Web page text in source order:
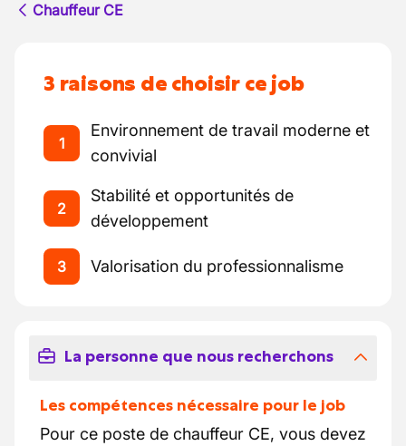
Chauffeur CE
3 raisons de choisir ce job
1
Environnement de travail moderne et
convivial
2
Stabilité et opportunités de
développement
3 Valorisation du professionnalisme
La personne que nous recherchons
Les compétences nécessaire pour le job
Pour ce poste de chauffeur CE, vous devez